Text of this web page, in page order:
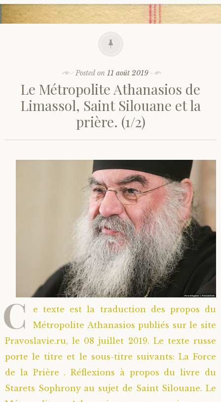
Posted on 11 août 2019
Le Métropolite Athanasios de
Limassol, Saint Silouane et la
prière. (1/2)
C
e texte est la traduction des propos du
Métropolite Athanasios publiés sur le site
Pravoslavie.ru, le 08 juillet 2019. Le texte russe
porte le titre et le sous-titre suivants: La Force
de la Prière . Réflexions à propos du livre du
Starets Sophrony au sujet de Saint Silouane. Le